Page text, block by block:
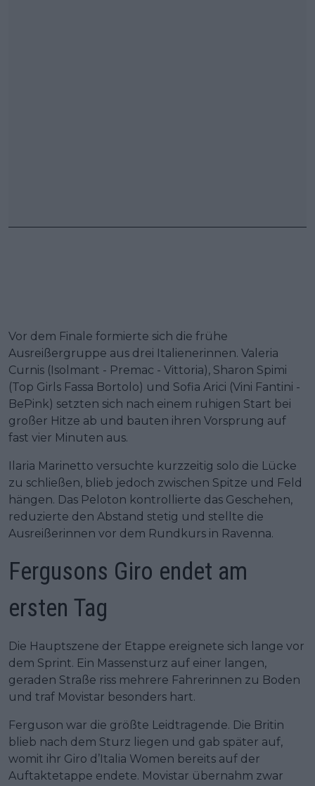
Vor dem Finale formierte sich die frühe
Ausreißergruppe aus drei Italienerinnen. Valeria
Curnis (Isolmant - Premac - Vittoria), Sharon Spimi
(Top Girls Fassa Bortolo) und Sofia Arici (Vini Fantini -
BePink) setzten sich nach einem ruhigen Start bei
großer Hitze ab und bauten ihren Vorsprung auf
fast vier Minuten aus.
Ilaria Marinetto versuchte kurzzeitig solo die Lücke
zu schließen, blieb jedoch zwischen Spitze und Feld
hängen. Das Peloton kontrollierte das Geschehen,
reduzierte den Abstand stetig und stellte die
Ausreißerinnen vor dem Rundkurs in Ravenna.
Fergusons Giro endet am
ersten Tag
Die Hauptszene der Etappe ereignete sich lange vor
dem Sprint. Ein Massensturz auf einer langen,
geraden Straße riss mehrere Fahrerinnen zu Boden
und traf Movistar besonders hart.
Ferguson war die größte Leidtragende. Die Britin
blieb nach dem Sturz liegen und gab später auf,
womit ihr Giro d’Italia Women bereits auf der
Auftaktetappe endete. Movistar übernahm zwar